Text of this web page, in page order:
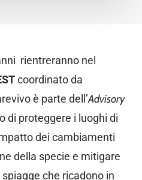
rientreranno nel
coordinato da
è parte dell’Advisory
di proteggere i luoghi di
dei cambiamenti
della specie e mitigare
che ricadono in